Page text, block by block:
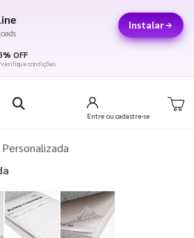
Instalar
OFF
condições
Entre ou cadastre-se